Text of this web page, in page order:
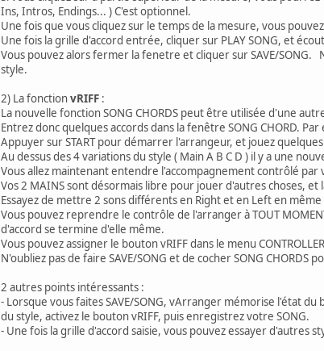
Ins, Intros, Endings... ) C'est optionnel.
Une fois que vous cliquez sur le temps de la mesure, vous
Une fois la grille d'accord entrée, cliquer sur PLAY SONG, et
Vous pouvez alors fermer la fenetre et cliquer sur SAVE/SONG.
style.
2) La fonctionvRIFF :
La nouvelle fonction SONG CHORDS peut être utilisée d'une
Entrez donc quelques accords dans la fenêtre SONG CHORD.
Appuyer sur START pour démarrer l'arrangeur, et jouez
Au dessus des 4 variations du style ( Main A B C D ) il y a une
Vous allez maintenant entendre l'accompagnement contrôlé par
Vos 2 MAINS sont désormais libre pour jouer d'autres choses, et
Essayez de mettre 2 sons différents en Right et en Left en
Vous pouvez reprendre le contrôle de l'arranger à TOUT
d'accord se termine d'elle même.
Vous pouvez assigner le bouton vRIFF dans le menu
N'oubliez pas de faire SAVE/SONG et de cocher SONG
2 autres points intéressants :
- Lorsque vous faites SAVE/SONG, vArranger mémorise l'état
du style, activez le bouton vRIFF, puis enregistrez votre SONG.
- Une fois la grille d'accord saisie, vous pouvez essayer d'autres